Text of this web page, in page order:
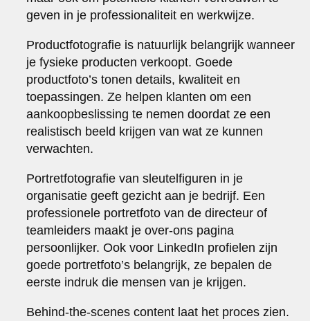
geven in je professionaliteit en werkwijze.
Productfotografie is natuurlijk belangrijk wanneer
je fysieke producten verkoopt. Goede
productfoto’s tonen details, kwaliteit en
toepassingen. Ze helpen klanten om een
aankoopbeslissing te nemen doordat ze een
realistisch beeld krijgen van wat ze kunnen
verwachten.
Portretfotografie van sleutelfiguren in je
organisatie geeft gezicht aan je bedrijf. Een
professionele portretfoto van de directeur of
teamleiders maakt je over-ons pagina
persoonlijker. Ook voor LinkedIn profielen zijn
goede portretfoto’s belangrijk, ze bepalen de
eerste indruk die mensen van je krijgen.
Behind-the-scenes content laat het proces zien.